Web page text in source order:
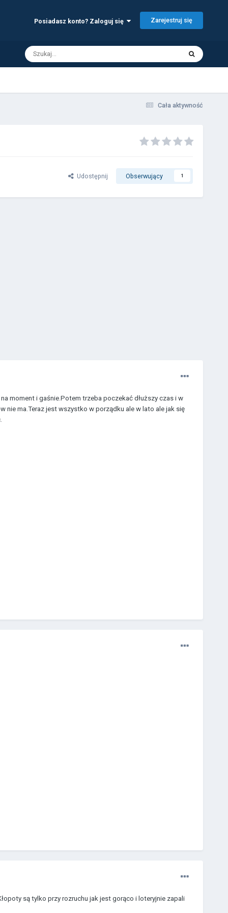
Posiadasz konto? Zaloguj się Zarejestruj się
Cała aktywność
Udostępnij Obserwujący 1
moment i gaśnie.Potem trzeba poczekać dłuższy czas i w
nie ma.Teraz jest wszystko w porządku ale w lato ale jak się
są tylko przy rozruchu jak jest gorąco i loteryjnie zapali